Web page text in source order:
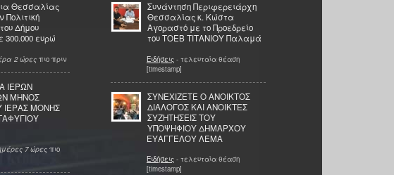
Θεσσαλίας
Πολιτική
Δήμου
ευρώ
2 ώρες πιο πριν
ΙΕΡΩΝ
ΜΗΝΟΣ
ΙΕΡΑΣ ΜΟΝΗΣ
7 ώρες πιο
Συνάντηση Περιφερειάρχη
Θεσσαλίας κ. Κώστα
Αγοραστό με το Προεδρείο
του ΤΟΕΒ ΤΙΤΑΝΙΟΥ Παλαμά
Ειδήσεις - τελευταία θέαση
[timestamp]
ΣΥΝΕΧΙΖΕΤΕ Ο ΑΝΟΙΚΤΟΣ
ΔΙΑΛΟΓΟΣ ΚΑΙ ΑΝΟΙΚΤΕΣ
ΣΥΖΗΤΗΣΕΙΣ ΤΟΥ
ΥΠΟΨΗΦΙΟΥ ΔΗΜΑΡΧΟΥ
ΕΥΑΓΓΕΛΟΥ ΛΕΜΑ
Ειδήσεις - τελευταία θέαση
[timestamp]